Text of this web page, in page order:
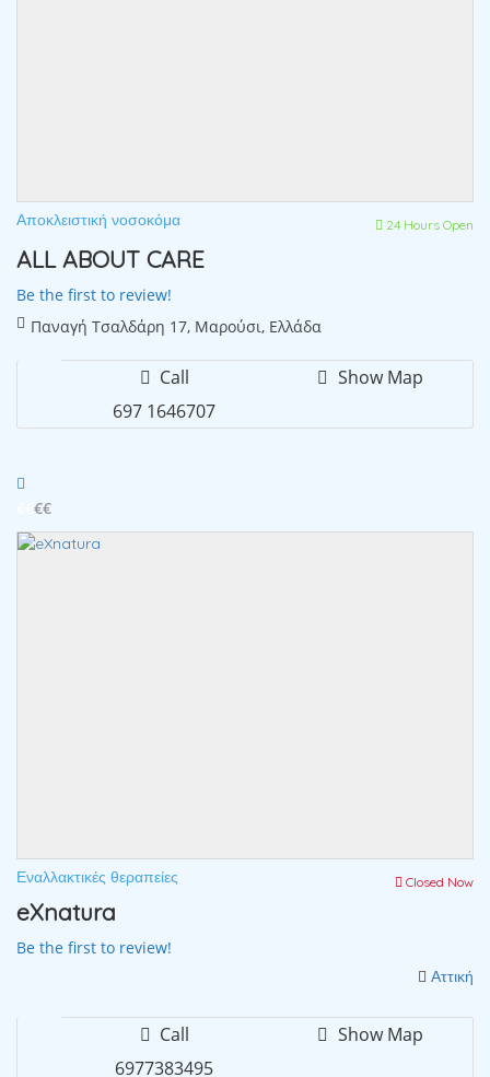
Αποκλειστική νοσοκόμα 24 Hours Open
ALL ABOUT CARE
Be the first to review!
Παναγή Τσαλδάρη 17, Μαρούσι, Ελλάδα
Call
697 1646707
Show Map
€€
Εναλλακτικές θεραπείες Closed Now
eXnatura
Be the first to review!
Αττική
Call
6977383495
Show Map